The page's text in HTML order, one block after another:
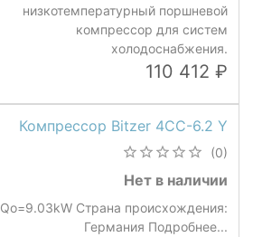
низкотемпературный поршневой
компрессор для систем
холодоснабжения.
110 412
Компрессор Bitzer 4CC-6.2 Y
(0)
Нет в наличии
Qo=9.03kW Страна происхождения:
Германия Подробнее...